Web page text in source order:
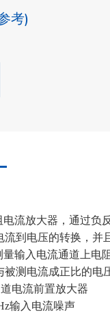
考)
流放大器，通过负
到电压的转换，并
输入电流通道上电
测电流成正比的电
电流前置放大器
输入电流噪声